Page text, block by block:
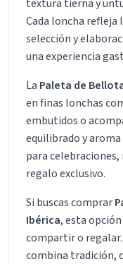
textura tierna y
Cada loncha refleja
selección y
una experiencia
La Paleta de
en finas lonchas
embutidos o
equilibrado y
para
regalo exclusivo.
Si buscas comprar
Ibérica, esta
compartir o
combina tradición,